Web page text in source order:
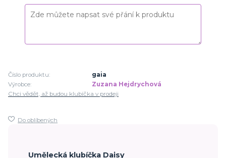
Číslo produktu:
gaia
Výrobce:
Zuzana Hejdrychová
Chci vědět, až budou klubíčka v prodeji
Do oblíbených
Umělecká klubíčka Daisy